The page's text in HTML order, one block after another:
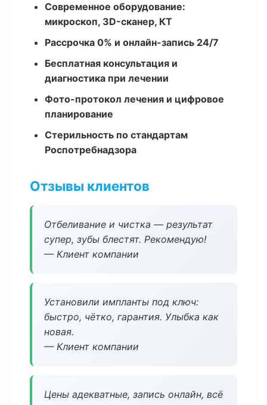
Современное оборудование:
микроскоп, 3D-сканер, КТ
Рассрочка 0% и онлайн-запись 24/7
Бесплатная консультация и
диагностика при лечении
Фото-протокол лечения и цифровое
планирование
Стерильность по стандартам
Роспотребнадзора
Отзывы клиентов
Отбеливание и чистка — результат
супер, зубы блестят. Рекомендую!
— Клиент компании
Установили импланты под ключ:
быстро, чётко, гарантия. Улыбка как
новая.
— Клиент компании
Цены адекватные, запись онлайн, всё